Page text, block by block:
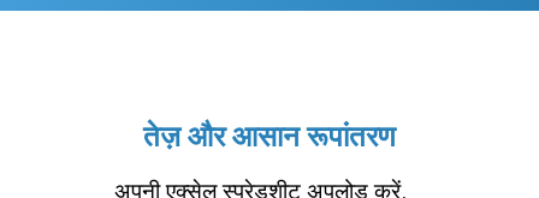
तेज़ और आसान रूपांतरण
अपनी एक्सेल स्प्रेडशीट अपलोड करें,